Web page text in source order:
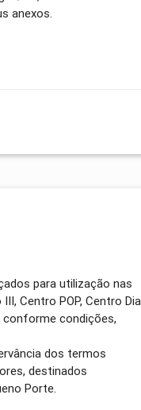
anexos.
para utilização nas
Centro POP, Centro Dia
conforme condições,
dos termos
destinados
Porte.